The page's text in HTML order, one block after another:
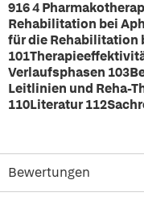
916 4
Rehabilitation bei
für die Rehabilitation
Verlaufsphasen
Leitlinien und Reha-
110Literatur
Bewertungen